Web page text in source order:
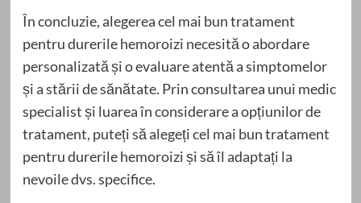
În concluzie, alegerea cel mai bun tratament
pentru durerile hemoroizi necesită o abordare
personalizată și o evaluare atentă a simptomelor
și a stării de sănătate. Prin consultarea unui medic
specialist și luarea în considerare a opțiunilor de
tratament, puteți să alegeți cel mai bun tratament
pentru durerile hemoroizi și să îl adaptați la
nevoile dvs. specifice.